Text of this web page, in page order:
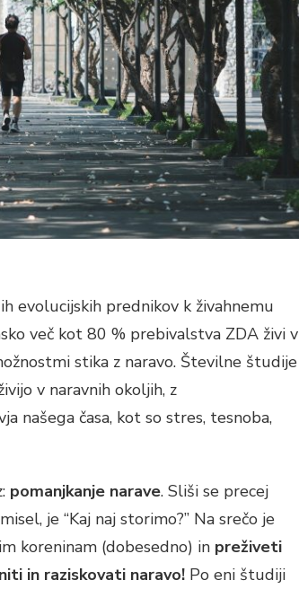
evolucijskih prednikov k živahnemu
več kot 80 % prebivalstva ZDA živi v
stika z naravo. Številne študije
v naravnih okoljih, z
našega časa, kot so stres, tesnoba,
pomanjkanje narave. Sliši se precej
je “Kaj naj storimo?” Na srečo je
koreninam (dobesedno) in preživeti
in raziskovati naravo! Po eni študiji